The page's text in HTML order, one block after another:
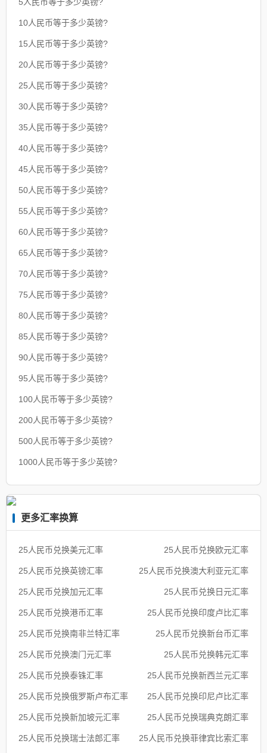
5人民币等于多少英镑?
10人民币等于多少英镑?
15人民币等于多少英镑?
20人民币等于多少英镑?
25人民币等于多少英镑?
30人民币等于多少英镑?
35人民币等于多少英镑?
40人民币等于多少英镑?
45人民币等于多少英镑?
50人民币等于多少英镑?
55人民币等于多少英镑?
60人民币等于多少英镑?
65人民币等于多少英镑?
70人民币等于多少英镑?
75人民币等于多少英镑?
80人民币等于多少英镑?
85人民币等于多少英镑?
90人民币等于多少英镑?
95人民币等于多少英镑?
100人民币等于多少英镑?
200人民币等于多少英镑?
500人民币等于多少英镑?
1000人民币等于多少英镑?
更多汇率换算
25人民币兑换美元汇率 25人民币兑换欧元汇率
25人民币兑换英镑汇率 25人民币兑换澳大利亚元汇率
25人民币兑换加元汇率 25人民币兑换日元汇率
25人民币兑换港币汇率 25人民币兑换印度卢比汇率
25人民币兑换南非兰特汇率 25人民币兑换新台币汇率
25人民币兑换澳门元汇率 25人民币兑换韩元汇率
25人民币兑换泰铢汇率 25人民币兑换新西兰元汇率
25人民币兑换俄罗斯卢布汇率 25人民币兑换印尼卢比汇率
25人民币兑换新加坡元汇率 25人民币兑换瑞典克朗汇率
25人民币兑换瑞士法郎汇率 25人民币兑换菲律宾比索汇率